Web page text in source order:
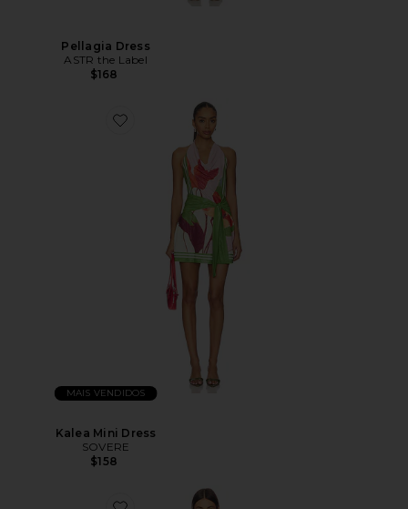
Pellagia Dress
ASTR the Label
$168
MAIS VENDIDOS
Kalea Mini Dress
SOVERE
$158